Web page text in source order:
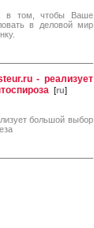
в том, чтобы Ваше
в деловой мир
- реализует
[ru]
большой выбор